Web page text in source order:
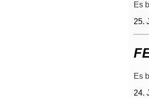
Es
25.
Es
24.